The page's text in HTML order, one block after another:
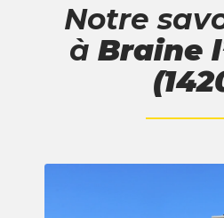
Notre
à Braine